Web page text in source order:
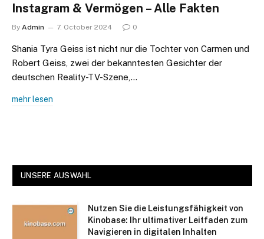
Instagram & Vermögen – Alle Fakten
By Admin 7. October 2024 0
Shania Tyra Geiss ist nicht nur die Tochter von Carmen und
Robert Geiss, zwei der bekanntesten Gesichter der
deutschen Reality-TV-Szene,…
mehr lesen
UNSERE AUSWAHL
Nutzen Sie die Leistungsfähigkeit von
Kinobase: Ihr ultimativer Leitfaden zum
Navigieren in digitalen Inhalten